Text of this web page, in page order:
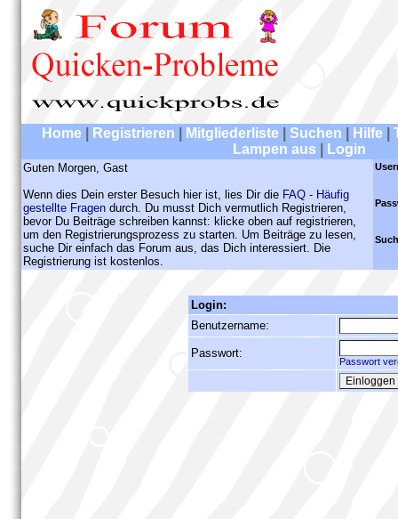
Home Registrieren Mitgliederliste Suchen Hilfe
Lampen aus
Login
Guten Morgen, Gast
Wenn dies Dein erster Besuch hier ist, lies Dir die FAQ - Häufig
gestellte Fragen durch. Du musst Dich vermutlich Registrieren,
bevor Du Beiträge schreiben kannst: klicke oben auf registrieren,
um den Registrierungsprozess zu starten. Um Beiträge zu lesen,
suche Dir einfach das Forum aus, das Dich interessiert. Die
Registrierung ist kostenlos.
Login:
Benutzername:
Passwort:
Passwort